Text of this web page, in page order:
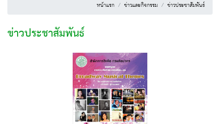
หน้าแรก ข่าวและกิจกรรม ข่าวประชาสัมพันธ์
ข่าวประชาสัมพันธ์